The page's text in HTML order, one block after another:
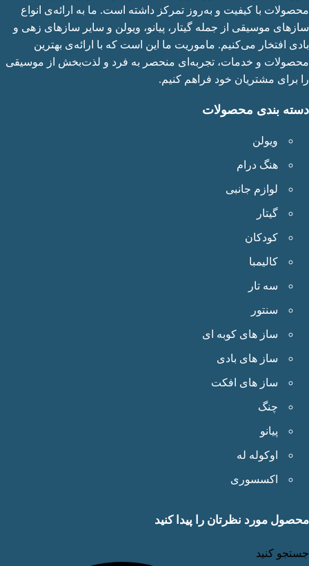
با کیفیت و به‌روز تمرکز داشته است. ما به ارائه‌ی انواع
موسیقی از جمله گیتار، پیانو، ویولن و سایر سازهای زهی و
افتخار می‌کنیم. ماموریت ما این است که با ارائه‌ی بهترین
و خدمات، تجربه‌ای منحصر به فرد و لذت‌بخش از موسیقی
مشتریان خود فراهم کنیم.
بندی محصولات
ویولن
هنگ درام
لوازم جانبی
گیتار
کودکان
کالیمبا
سه تار
سنتور
ساز های کوبه ای
ساز های بادی
ساز های افکت
چنگ
پیانو
اوکوله له
اکسسوری
مورد نظرتان را پیدا کنید
کنید